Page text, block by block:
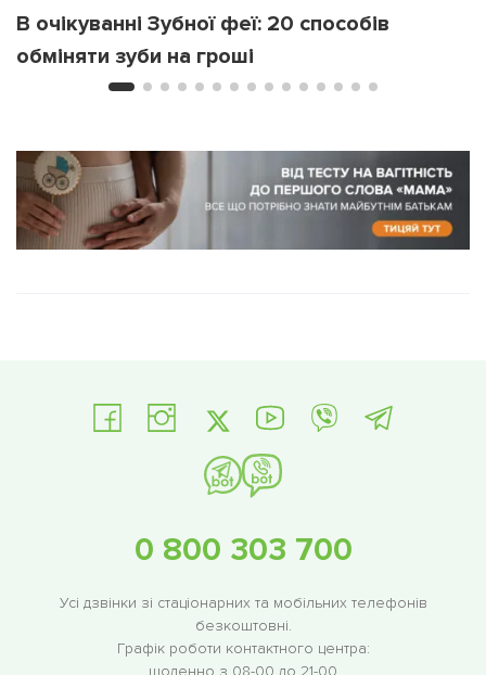
В очікуванні Зубної феї: 20 способів
обміняти зуби на гроші
0 800 303 700
Усі дзвінки зі стаціонарних та мобільних телефонів
безкоштовні.
Графік роботи контактного центра:
щоденно з 08-00 до 21-00